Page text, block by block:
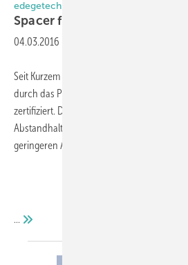
edegetech
Spacer für den hohen
04.03.2016
Seit Kurzem sind drei Warme Kante
durch das Passivhaus Institut Darmstadt für
zertifiziert. Damit sind die geprüften,
Abstandhaltersysteme gleichzeitig auch für
geringeren Anforderungen zertifiziert.
...